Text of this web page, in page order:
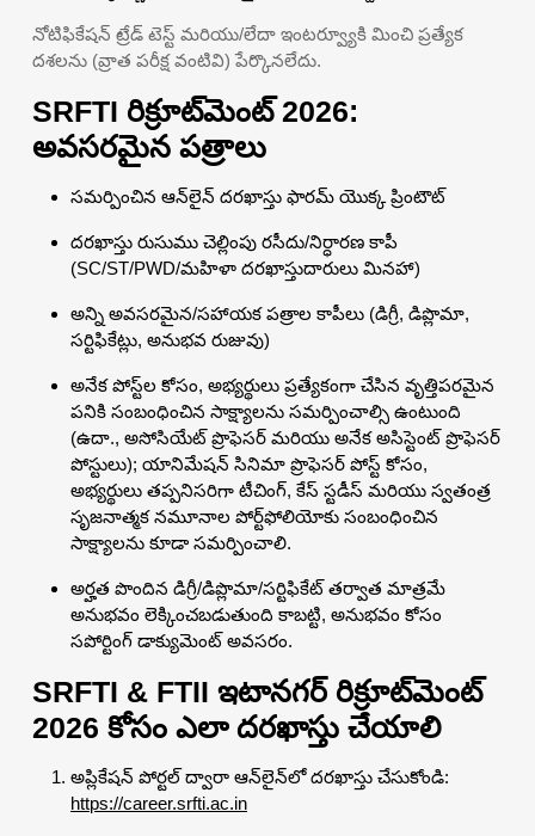
నోటిఫికేషన్ ట్రేడ్ టెస్ట్ మరియు/లేదా ఇంటర్వ్యూకి మించి ప్రత్యేక
దశలను (వ్రాత పరీక్ష వంటివి) పేర్కొనలేదు.
SRFTI రిక్రూట్‌మెంట్ 2026:
అవసరమైన పత్రాలు
సమర్పించిన ఆన్‌లైన్ దరఖాస్తు ఫారమ్ యొక్క ప్రింటౌట్
దరఖాస్తు రుసుము చెల్లింపు రసీదు/నిర్ధారణ కాపీ
(SC/ST/PWD/మహిళా దరఖాస్తుదారులు మినహా)
అన్ని అవసరమైన/సహాయక పత్రాల కాపీలు (డిగ్రీ, డిప్లొమా,
సర్టిఫికేట్లు, అనుభవ రుజువు)
అనేక పోస్ట్‌ల కోసం, అభ్యర్థులు ప్రత్యేకంగా చేసిన వృత్తిపరమైన
పనికి సంబంధించిన సాక్ష్యాలను సమర్పించాల్సి ఉంటుంది
(ఉదా., అసోసియేట్ ప్రొఫెసర్ మరియు అనేక అసిస్టెంట్ ప్రొఫెసర్
పోస్టులు); యానిమేషన్ సినిమా ప్రొఫెసర్ పోస్ట్ కోసం,
అభ్యర్థులు తప్పనిసరిగా టీచింగ్, కేస్ స్టడీస్ మరియు స్వతంత్ర
సృజనాత్మక నమూనాల పోర్ట్‌ఫోలియోకు సంబంధించిన
సాక్ష్యాలను కూడా సమర్పించాలి.
అర్హత పొందిన డిగ్రీ/డిప్లొమా/సర్టిఫికేట్ తర్వాత మాత్రమే
అనుభవం లెక్కించబడుతుంది కాబట్టి, అనుభవం కోసం
సపోర్టింగ్ డాక్యుమెంట్ అవసరం.
SRFTI & FTII ఇటానగర్ రిక్రూట్‌మెంట్
2026 కోసం ఎలా దరఖాస్తు చేయాలి
అప్లికేషన్ పోర్టల్ ద్వారా ఆన్‌లైన్‌లో దరఖాస్తు చేసుకోండి:
https://career.srfti.ac.in